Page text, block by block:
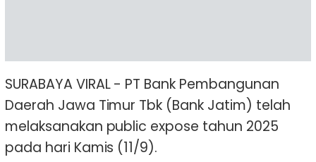
SURABAYA VIRAL - PT Bank Pembangunan
Daerah Jawa Timur Tbk (Bank Jatim) telah
melaksanakan public expose tahun 2025
pada hari Kamis (11/9).